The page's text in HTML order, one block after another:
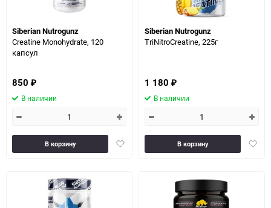
Siberian Nutrogunz
Creatine Monohydrate, 120
капсул
850 ₽
В наличии
Добавить
В корзину
Siberian Nutrogunz
TriNitroCreatine, 225г
1 180 ₽
В наличии
В корзину